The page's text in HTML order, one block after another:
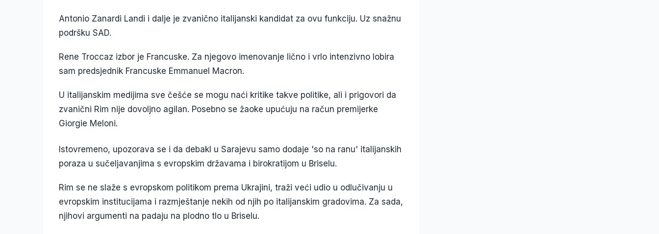
Antonio Zanardi Landi i dalje je zvanično italijanski kandidat za ovu funkciju. Uz snažnu
podršku SAD.
Rene Troccaz izbor je Francuske. Za njegovo imenovanje lično i vrlo intenzivno lobira
sam predsjednik Francuske Emmanuel Macron.
U italijanskim medijima sve češće se mogu naći kritike takve politike, ali i prigovori da
zvanični Rim nije dovoljno agilan. Posebno se žaoke upućuju na račun premijerke
Giorgie Meloni.
Istovremeno, upozorava se i da debakl u Sarajevu samo dodaje 'so na ranu' italijanskih
poraza u sučeljavanjima s evropskim državama i birokratijom u Briselu.
Rim se ne slaže s evropskom politikom prema Ukrajini, traži veći udio u odlučivanju u
evropskim institucijama i razmještanje nekih od njih po italijanskim gradovima. Za sada,
njihovi argumenti na padaju na plodno tlo u Briselu.